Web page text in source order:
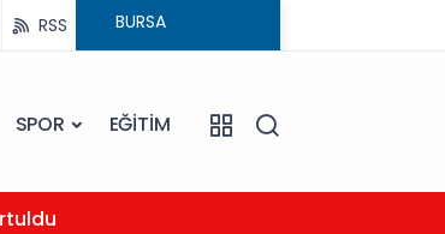
RSS
SPOR EĞİTİM